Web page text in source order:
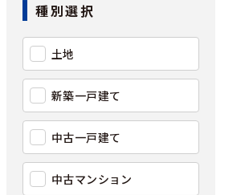
種別選択
土地
新築一戸建て
中古一戸建て
中古マンション